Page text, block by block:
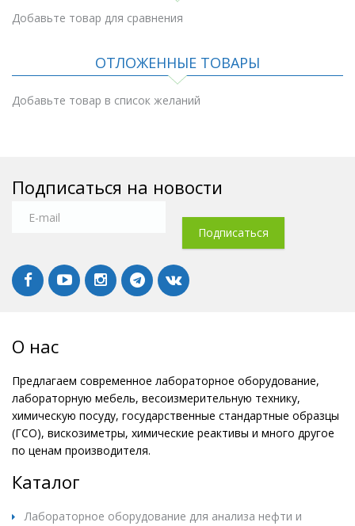
Добавьте товар для сравнения
ОТЛОЖЕННЫЕ ТОВАРЫ
Добавьте товар в список желаний
Подписаться на новости
О нас
Предлагаем современное лабораторное оборудование,
лабораторную мебель, весоизмерительную технику,
химическую посуду, государственные стандартные образцы
(ГСО), вискозиметры, химические реактивы и много другое
по ценам производителя.
Каталог
Лабораторное оборудование для анализа нефти и